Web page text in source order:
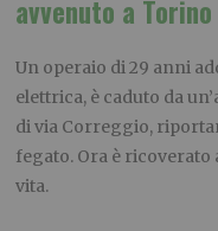
avvenuto a Torino
Un operaio di 29 anni
elettrica, è caduto da
di via Correggio,
fegato. Ora è ricoverato
vita.